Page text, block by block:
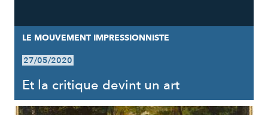
LE MOUVEMENT IMPRESSIONNISTE
27/05/2020
Et la critique devint un art